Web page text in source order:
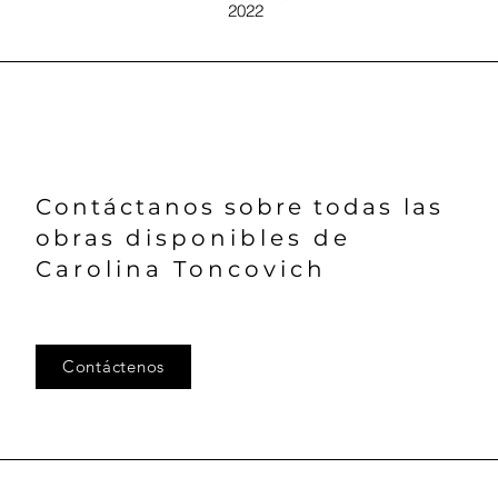
2022
Contáctanos sobre todas
las
obras disponibles de
Carolina Toncovich
Contáctenos